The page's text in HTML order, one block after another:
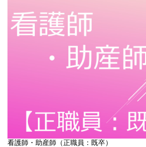
看護師・助産師（正職員：既卒）